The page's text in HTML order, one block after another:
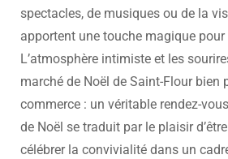
spectacles, de musiques ou de la
apportent une touche magique
L’atmosphère intimiste et les
marché de Noël de Saint-Flour bien
commerce : un véritable rendez-
de Noël se traduit par le plaisir
célébrer la convivialité dans un